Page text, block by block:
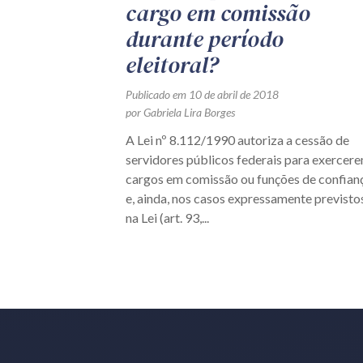
cargo em comissão
durante período
eleitoral?
Publicado em 10 de abril de 2018
por Gabriela Lira Borges
A Lei nº 8.112/1990 autoriza a cessão de
servidores públicos federais para
cargos em comissão ou funções de
e, ainda, nos casos expressamente
na Lei (art. 93,...